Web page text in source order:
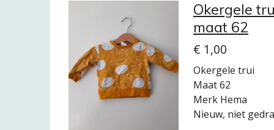
Okergele
maat 62
€ 1,00
Okergele trui
Maat 62
Merk Hema
Nieuw, niet